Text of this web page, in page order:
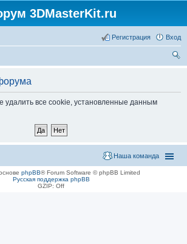
3DMasterKit.ru
Вход
Регистрация
удалить все cookie, установленные данным
Наша команда
phpBB® Forum Software © phpBB Limited
Русская поддержка phpBB
GZIP: Off